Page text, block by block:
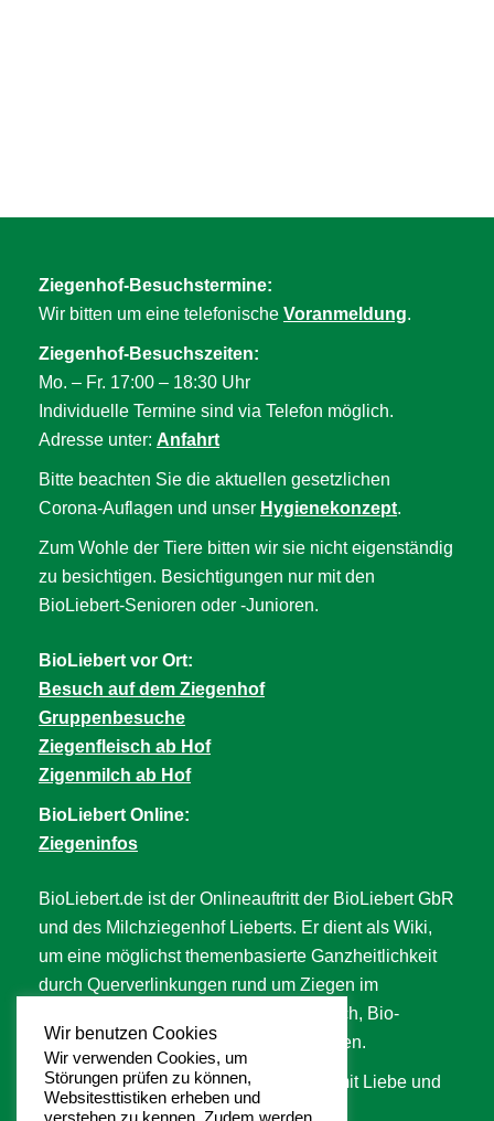
Ziegenhof-Besuchstermine:
Wir bitten um eine telefonische Voranmeldung.
Ziegenhof-Besuchszeiten:
Mo. – Fr. 17:00 – 18:30 Uhr
Individuelle Termine sind via Telefon möglich.
Adresse unter: Anfahrt
Bitte beachten Sie die aktuellen gesetzlichen
Corona-Auflagen und unser Hygienekonzept.
Zum Wohle der Tiere bitten wir sie nicht eigenständig
zu besichtigen. Besichtigungen nur mit den
BioLiebert-Senioren oder -Junioren.
BioLiebert vor Ort:
Besuch auf dem Ziegenhof
Gruppenbesuche
Ziegenfleisch ab Hof
Zigenmilch ab Hof
BioLiebert Online:
Ziegeninfos
BioLiebert.de ist der Onlineauftritt der BioLiebert GbR
und des Milchziegenhof Lieberts. Er dient als Wiki,
um eine möglichst themenbasierte Ganzheitlichkeit
durch Querverlinkungen rund um Ziegen im
Allgemeinen, Ziegenfleisch, Ziegenmilch, Bio-
Landwirtschaft, Tierwohl uvm. abzubilden.
An der Seite wird langsam aber stetig mit Liebe und
Hingabe gearbeitet. ❥
Wir benutzen Cookies
Wir verwenden Cookies, um
Störungen prüfen zu können,
Websitesttistiken erheben und